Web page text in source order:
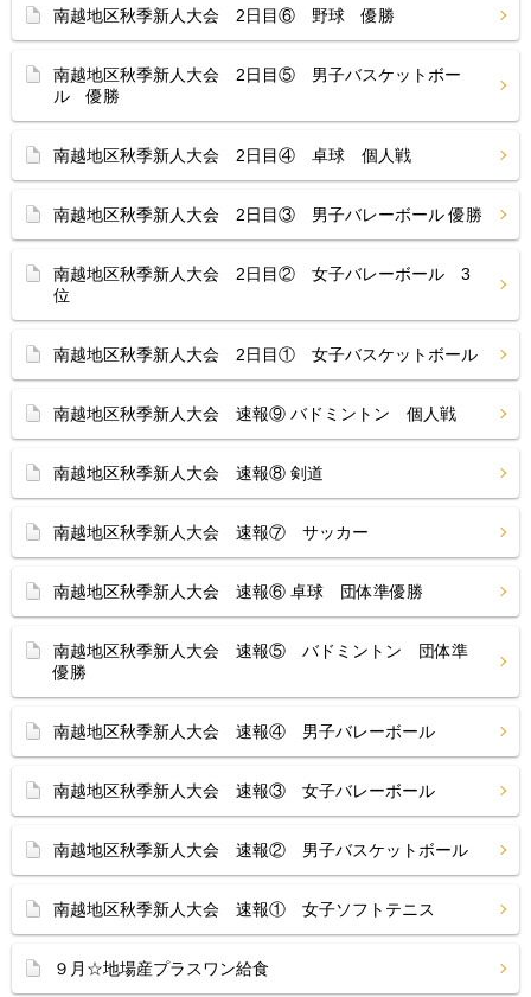
南越地区秋季新人大会 2日目⑥ 野球 優勝
南越地区秋季新人大会 2日目⑤ 男子バスケットボー
ル 優勝
南越地区秋季新人大会 2日目④ 卓球 個人戦
南越地区秋季新人大会 2日目③ 男子バレーボール 優勝
南越地区秋季新人大会 2日目② 女子バレーボール 3
位
南越地区秋季新人大会 2日目① 女子バスケットボール
南越地区秋季新人大会 速報⑨ バドミントン 個人戦
南越地区秋季新人大会 速報⑧ 剣道
南越地区秋季新人大会 速報⑦ サッカー
南越地区秋季新人大会 速報⑥ 卓球 団体準優勝
南越地区秋季新人大会 速報⑤ バドミントン 団体準
優勝
南越地区秋季新人大会 速報④ 男子バレーボール
南越地区秋季新人大会 速報③ 女子バレーボール
南越地区秋季新人大会 速報② 男子バスケットボール
南越地区秋季新人大会 速報① 女子ソフトテニス
９月☆地場産プラスワン給食